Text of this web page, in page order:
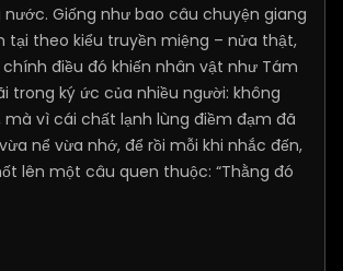
Giống như bao câu chuyện giang
tại theo kiểu truyền miệng – nửa thật,
điều đó khiến nhân vật như Tám
trong ký ức của nhiều người: không
mà vì cái chất lạnh lùng điềm đạm đã
nể vừa nhớ, để rồi mỗi khi nhắc đến,
lên một câu quen thuộc: “Thằng đó